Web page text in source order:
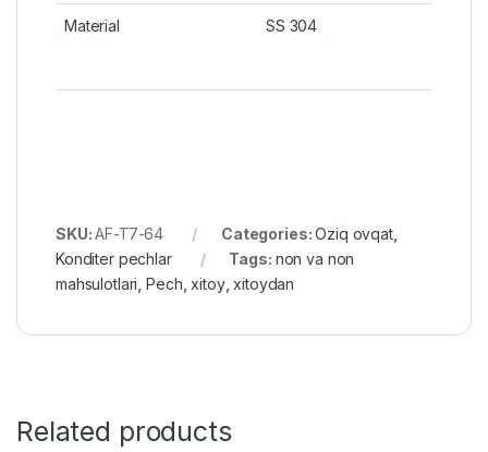
Material SS 304
SKU:AF-T7-64 Categories:Oziq ovqat,
Konditer pechlar
Tags: non va non
mahsulotlari ,Pech ,xitoy,xitoydan
Related products